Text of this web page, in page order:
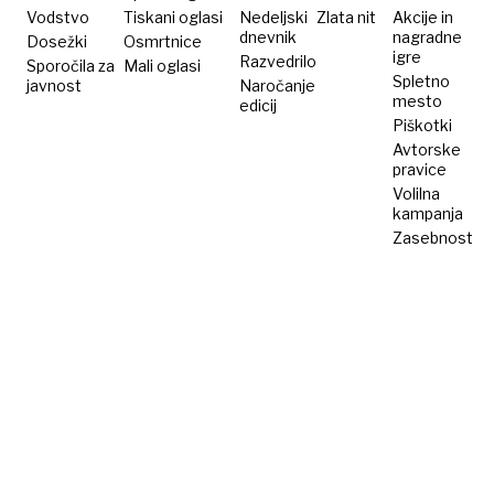
Vodstvo
Dosežki
Sporočila za
javnost
Tiskani oglasi
Osmrtnice
Mali oglasi
Nedeljski
dnevnik
Razvedrilo
Naročanje
edicij
Zlata nit
Akcije in
nagradne
igre
Spletno
mesto
Piškotki
Avtorske
pravice
Volilna
kampanja
Zasebnost